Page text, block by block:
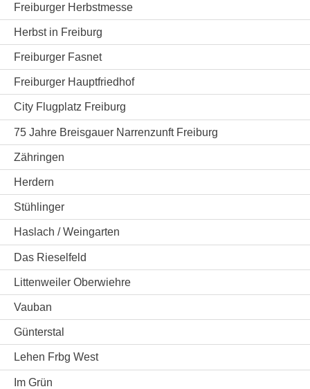
Freiburger Herbstmesse
Herbst in Freiburg
Freiburger Fasnet
Freiburger Hauptfriedhof
City Flugplatz Freiburg
75 Jahre Breisgauer Narrenzunft Freiburg
Zähringen
Herdern
Stühlinger
Haslach / Weingarten
Das Rieselfeld
Littenweiler Oberwiehre
Vauban
Günterstal
Lehen Frbg West
Im Grün